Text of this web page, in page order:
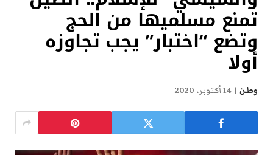
تمنع مسلميها من الحج
وتضع “اختبار” يجب تجاوزه
أولا
وطن 14 أكتوبر، 2020